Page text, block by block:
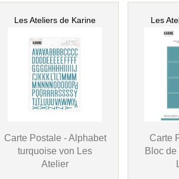
Les Ateliers de Karine
Carte Postale - Alphabet
turquoise von Les
Atelier
Les
Carte
Bloc